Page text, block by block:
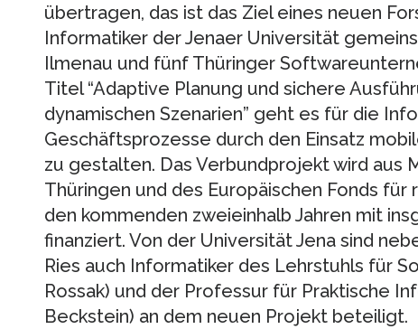
übertragen, das ist das Ziel eines neuen
Informatiker der Jenaer Universität
Ilmenau und fünf Thüringer
Titel “Adaptive Planung und sichere
dynamischen Szenarien” geht es für die
Geschäftsprozesse durch den Einsatz
zu gestalten. Das Verbundprojekt wird aus
Thüringen und des Europäischen Fonds für
den kommenden zweieinhalb Jahren mit
finanziert. Von der Universität Jena sind
Ries auch Informatiker des Lehrstuhls für
Rossak) und der Professur für Praktische
Beckstein) an dem neuen Projekt beteiligt.